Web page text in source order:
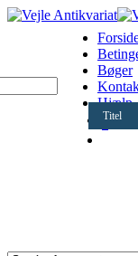
Titel
Bøger
Hjælp